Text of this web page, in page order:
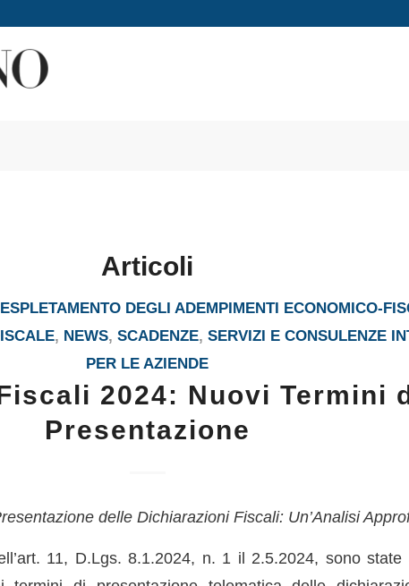
Articoli
DEGLI ADEMPIMENTI ECONOMICO-
, NEWS, SCADENZE, SERVIZI E CONSULENZE
PER LE AZIENDE
2024: Nuovi Termini
Presentazione
delle Dichiarazioni Fiscali: Un’Analisi
11, D.Lgs. 8.1.2024, n. 1 il 2.5.2024, sono state